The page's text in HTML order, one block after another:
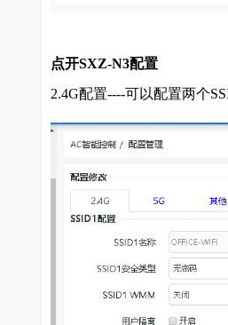
点开SXZ-N3配置
2.4G配置----可以配置两个